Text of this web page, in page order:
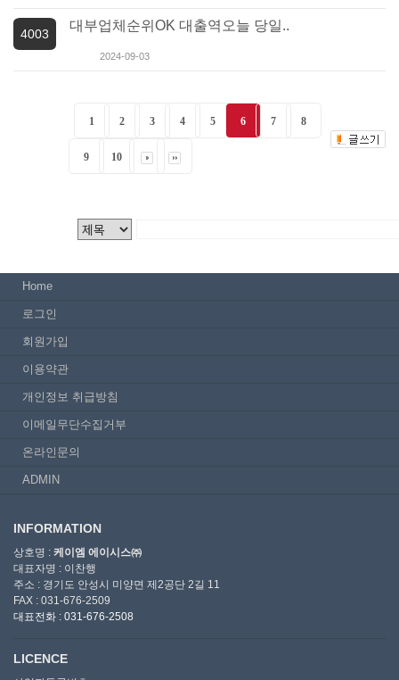
4003
대부업체순위OK 대출역오늘 당일..
2024-09-03
1 2 3 4 5 6 7 8
9 10
Home
로그인
회원가입
이용약관
개인정보 취급방침
이메일무단수집거부
온라인문의
ADMIN
INFORMATION
상호명 : 케이엠 에이시스㈜
대표자명 : 이찬행
주소 : 경기도 안성시 미양면 제2공단 2길 11
FAX : 031-676-2509
대표전화 : 031-676-2508
LICENCE